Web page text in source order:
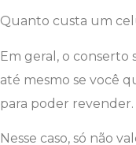
Quanto custa um
Em geral, o conserto
até mesmo se você
para poder revender.
Nesse caso, só não